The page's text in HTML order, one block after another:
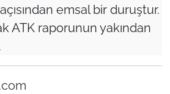
emsal bir duruştur.
ATK raporunun yakından